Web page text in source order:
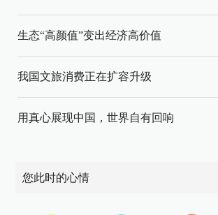
生态“高颜值”变出经济高价值
我国文旅消费正在扩容升级
用真心展现中国，世界自有回响
您此时的心情